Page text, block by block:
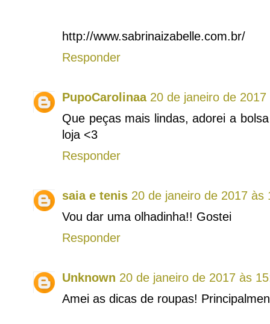
http://www.sabrinaizabelle.com.br/
Responder
PupoCarolinaa 20 de janeiro de
Que peças mais lindas, adorei a
loja <3
Responder
saia e tenis 20 de janeiro de 2017 às
Vou dar uma olhadinha!! Gostei
Responder
Unknown 20 de janeiro de 2017 às
Amei as dicas de roupas!